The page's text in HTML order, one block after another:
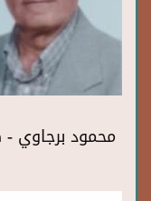
محمود